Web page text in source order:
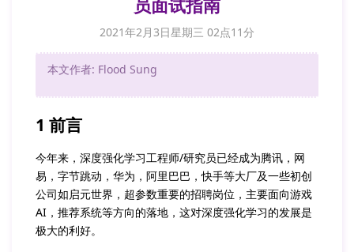
员面试指南
2021年2月3日星期三 02点11分
本文作者: Flood Sung
1 前言
今年来，深度强化学习工程师/研究员已经成为腾讯，网
易，字节跳动，华为，阿里巴巴，快手等大厂及一些初创
公司如启元世界，超参数重要的招聘岗位，主要面向游戏
AI，推荐系统等方向的落地，这对深度强化学习的发展是
极大的利好。